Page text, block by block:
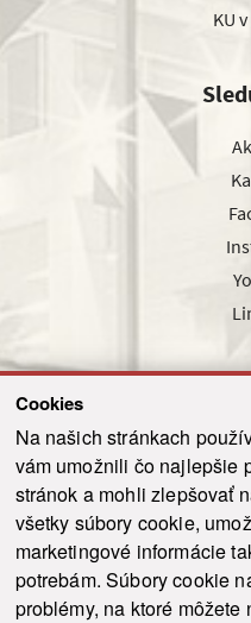
Cookies
Na našich stránkach
vám umožnili čo najlepšie
stránok a mohli zlepšovať
všetky súbory cookie,
marketingové informácie
potrebám. Súbory cookie
problémy, na ktoré
KU